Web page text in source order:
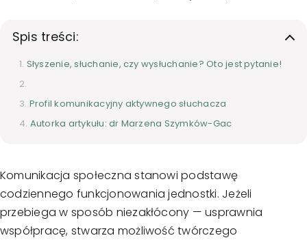
Spis treści:
Słyszenie, słuchanie, czy wysłuchanie? Oto jest pytanie!
Profil komunikacyjny aktywnego słuchacza
Autorka artykułu: dr Marzena Szymków-Gac
Komunikacja społeczna stanowi podstawę
codziennego funkcjonowania jednostki. Jeżeli
przebiega w sposób niezakłócony — usprawnia
współpracę, stwarza możliwość twórczego